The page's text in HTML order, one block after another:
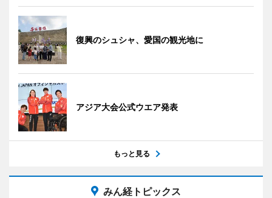
復興のシュシャ、愛国の観光地に
アジア大会公式ウエア発表
もっと見る
みん経トピックス